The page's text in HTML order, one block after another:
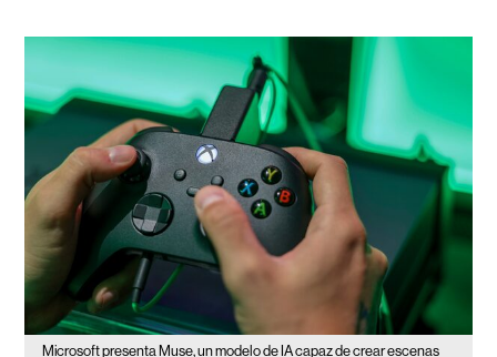
Microsoft presenta Muse, un modelo de IA capaz de crear escenas